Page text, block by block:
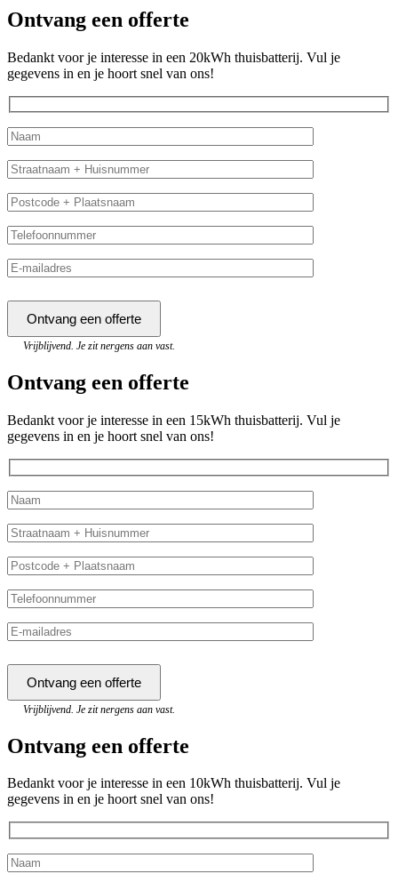
Ontvang een offerte
Bedankt voor je interesse in een 20kWh thuisbatterij. Vul je
gegevens in en je hoort snel van ons!
Vrijblijvend. Je zit nergens aan vast.
Ontvang een offerte
Bedankt voor je interesse in een 15kWh thuisbatterij. Vul je
gegevens in en je hoort snel van ons!
Vrijblijvend. Je zit nergens aan vast.
Ontvang een offerte
Bedankt voor je interesse in een 10kWh thuisbatterij. Vul je
gegevens in en je hoort snel van ons!